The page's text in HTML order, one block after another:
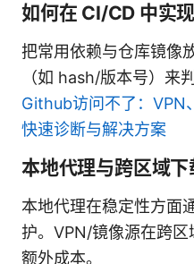
如何在 CI/CD 中实现
把常用依赖与仓库镜像
（如 hash/版本号）来
Github访问不了：VPN
快速诊断与解决方案
本地代理与跨区域下
本地代理在稳定性方面
护。VPN/镜像源在跨
额外成本。